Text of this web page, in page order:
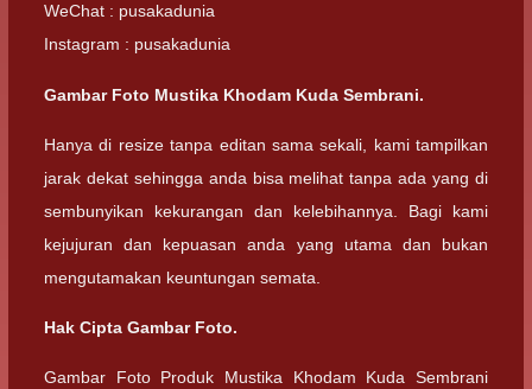
WeChat : pusakadunia
Instagram : pusakadunia
Gambar Foto Mustika Khodam Kuda Sembrani.
Hanya di resize tanpa editan sama sekali, kami tampilkan
jarak dekat sehingga anda bisa melihat tanpa ada yang di
sembunyikan kekurangan dan kelebihannya. Bagi kami
kejujuran dan kepuasan anda yang utama dan bukan
mengutamakan keuntungan semata.
Hak Cipta Gambar Foto.
Gambar Foto Produk Mustika Khodam Kuda Sembrani